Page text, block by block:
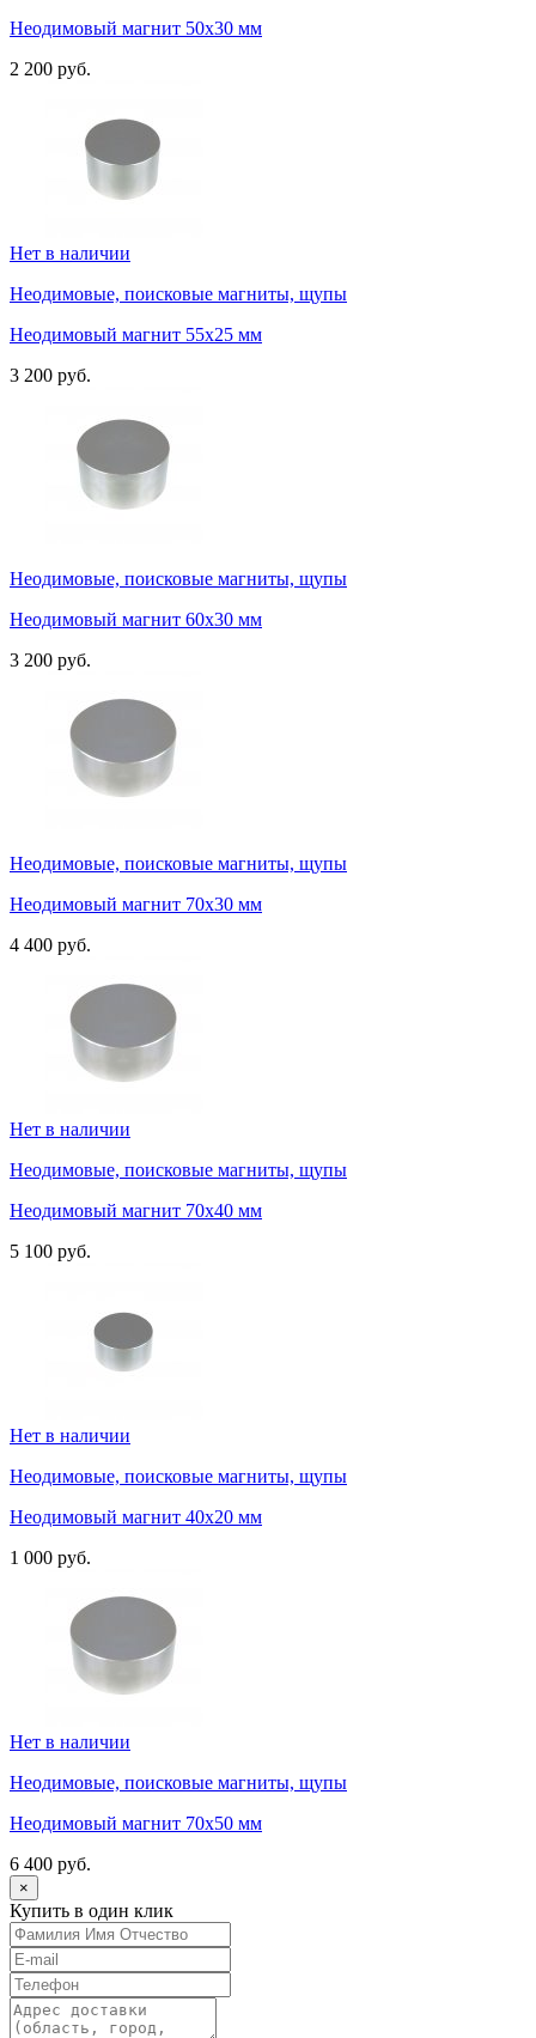
Неодимовый магнит 50х30 мм
2 200 руб.
Нет в наличии
Неодимовые, поисковые магниты, щупы
Неодимовый магнит 55х25 мм
3 200 руб.
Неодимовые, поисковые магниты, щупы
Неодимовый магнит 60х30 мм
3 200 руб.
Неодимовые, поисковые магниты, щупы
Неодимовый магнит 70х30 мм
4 400 руб.
Нет в наличии
Неодимовые, поисковые магниты, щупы
Неодимовый магнит 70х40 мм
5 100 руб.
Нет в наличии
Неодимовые, поисковые магниты, щупы
Неодимовый магнит 40х20 мм
1 000 руб.
Нет в наличии
Неодимовые, поисковые магниты, щупы
Неодимовый магнит 70х50 мм
6 400 руб.
×
Купить в один клик